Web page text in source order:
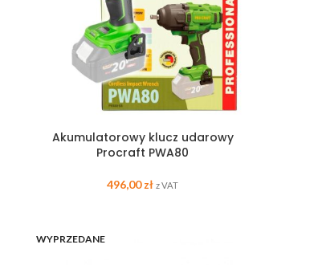
Akumulatorowy klucz udarowy
Procraft PWA80
496,00zł z VAT
WYPRZEDANE